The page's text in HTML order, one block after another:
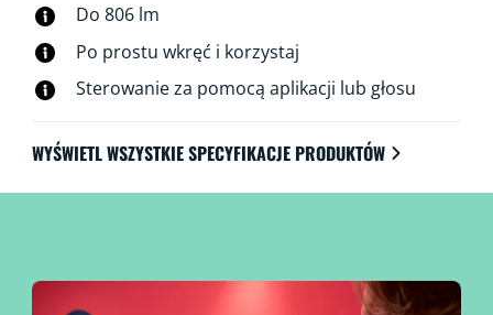
Do 806 lm
Po prostu wkręć i korzystaj
Sterowanie za pomocą aplikacji lub głosu
WYŚWIETL WSZYSTKIE SPECYFIKACJE PRODUKTÓW